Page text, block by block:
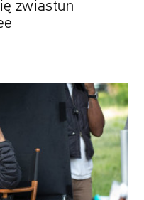
zwiastun